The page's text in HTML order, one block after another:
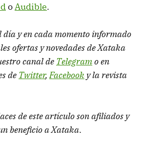
oAudible.
día y en cada momento informado
ofertas y novedades de Xataka
canal de Telegramo en
de Twitter,Facebook y la revista
de este artículo son afiliados y
beneficio a Xataka.